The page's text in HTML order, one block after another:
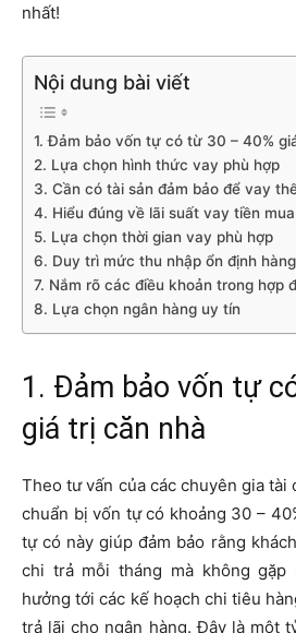
nhất!
Nội dung bài viết
1. Đảm bảo vốn tự có từ 30 – 40%
2. Lựa chọn hình thức vay phù hợp
3. Cần có tài sản đảm bảo để vay
4. Hiểu đúng về lãi suất vay tiền
5. Lựa chọn thời gian vay phù hợp
6. Duy trì mức thu nhập ổn định
7. Nắm rõ các điều khoản trong hợp
8. Lựa chọn ngân hàng uy tín
1. Đảm bảo vốn tự
giá trị căn nhà
Theo tư vấn của các chuyên gia tài
chuẩn bị vốn tự có khoảng 30 –
tự có này giúp đảm bảo rằng
chi trả mỗi tháng mà không gặp
hưởng tới các kế hoạch chi tiêu
trả lãi cho ngân hàng. Đây là một